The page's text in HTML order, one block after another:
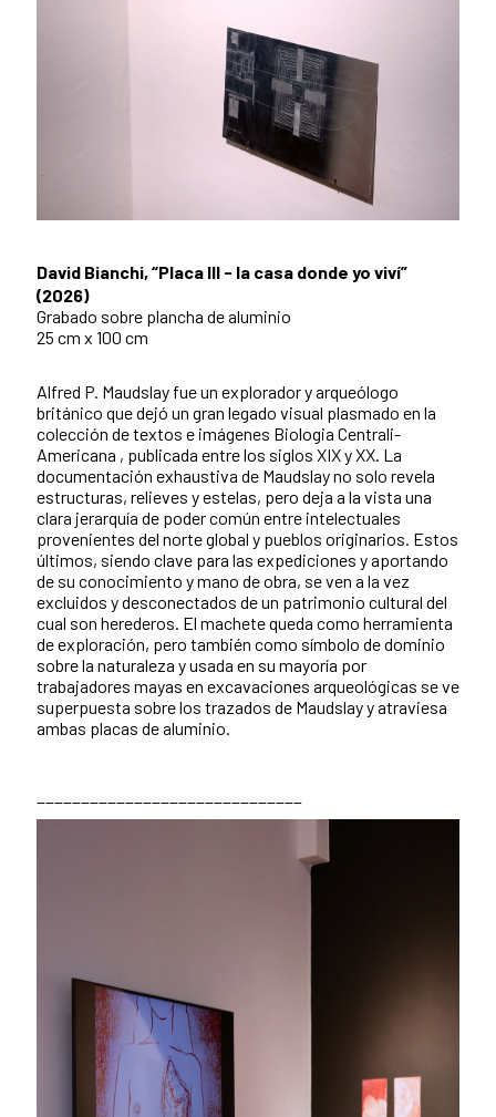
David Bianchi, “Placa III - la casa donde yo viví”
(2026)
Grabado sobre plancha de aluminio
25 cm x 100 cm
Alfred P. Maudslay fue un explorador y arqueólogo
británico que dejó un gran legado visual plasmado en la
colección de textos e imágenes Biologia Centrali-
Americana , publicada entre los siglos XIX y XX. La
documentación exhaustiva de Maudslay no solo revela
estructuras, relieves y estelas, pero deja a la vista una
clara jerarquía de poder común entre intelectuales
provenientes del norte global y pueblos originarios. Estos
últimos, siendo clave para las expediciones y aportando
de su conocimiento y mano de obra, se ven a la vez
excluidos y desconectados de un patrimonio cultural del
cual son herederos. El machete queda como herramienta
de exploración, pero también como símbolo de dominio
sobre la naturaleza y usada en su mayoría por
trabajadores mayas en excavaciones arqueológicas se ve
superpuesta sobre los trazados de Maudslay y atraviesa
ambas placas de aluminio.